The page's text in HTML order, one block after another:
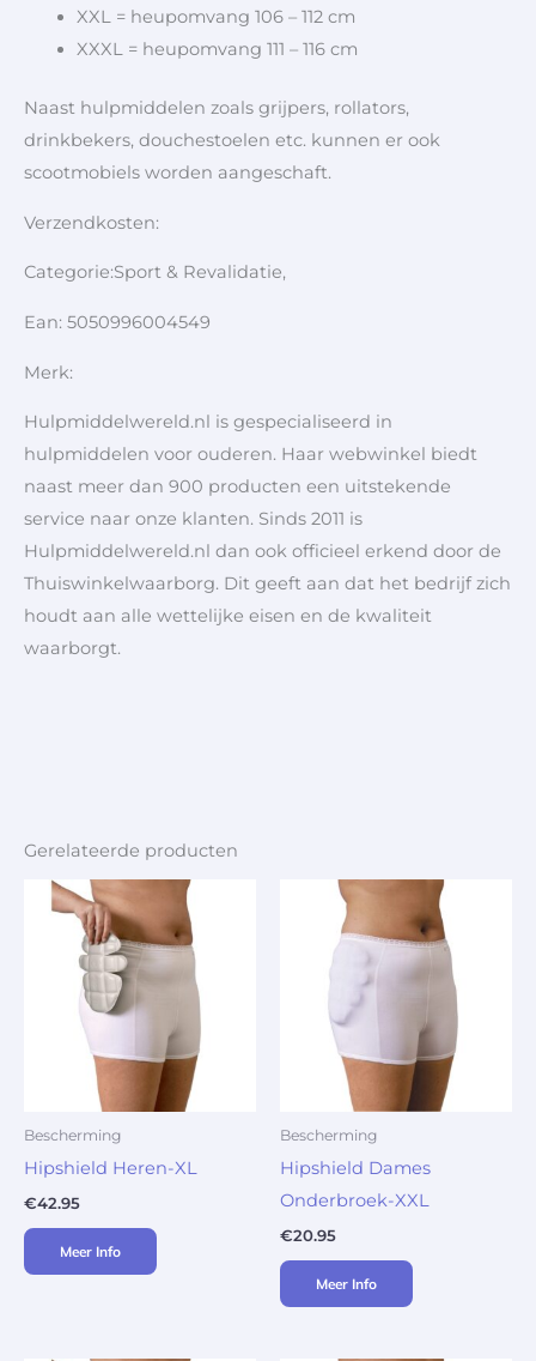
XXL = heupomvang 106 – 112 cm
XXXL = heupomvang 111 – 116 cm
Naast hulpmiddelen zoals grijpers, rollators,
drinkbekers, douchestoelen etc. kunnen er ook
scootmobiels worden aangeschaft.
Verzendkosten:
Categorie:Sport & Revalidatie,
Ean: 5050996004549
Merk:
Hulpmiddelwereld.nl is gespecialiseerd in
hulpmiddelen voor ouderen. Haar webwinkel biedt
naast meer dan 900 producten een uitstekende
service naar onze klanten. Sinds 2011 is
Hulpmiddelwereld.nl dan ook officieel erkend door de
Thuiswinkelwaarborg. Dit geeft aan dat het bedrijf zich
houdt aan alle wettelijke eisen en de kwaliteit
waarborgt.
Gerelateerde producten
Bescherming
Hipshield Heren-XL
€42.95
Meer Info
Bescherming
Hipshield Dames
Onderbroek-XXL
€20.95
Meer Info